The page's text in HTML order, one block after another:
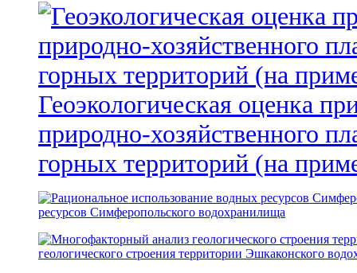
Геоэкологическая оценка
природно-хозяйственного
горных территорий (на
ресурсов Симферопольского водохранилища
геологического строения территории Эшкаконского